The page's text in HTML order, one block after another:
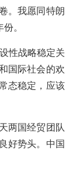
。我愿同特朗
。
性战略稳定关
国际社会的欢
态稳定，应该
两国经贸团队
好势头。中国